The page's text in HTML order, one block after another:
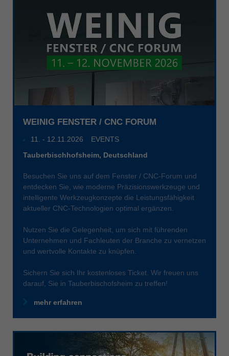
WEINIG FENSTER / CNC FORUM
11 . - 12.11.2026
EVENTS
Tauberbischhofsheim, Deutschland
Besuchen Sie uns auf dem Fenster / CNC-Forum und
entdecken Sie, wie moderne Präzisionswerkzeuge und
intelligente Werkzeugkonzepte die Leistungsfähigkeit
aktueller CNC-Technologien optimal ergänzen.
Nutzen Sie die Gelegenheit, um sich mit führenden
Unternehmen und Fachleuten der Branche zu vernetzen
und wertvolle Kontakte zu knüpfen.
Sichern Sie sich Ihr kostenloses Ticket. Wir freuen uns
darauf, Sie in Tauberbischofsheim zu treffen!
mehr erfahren